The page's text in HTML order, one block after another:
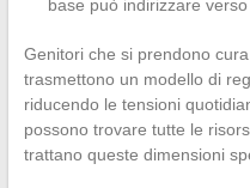
base può indirizzare
Genitori che si prendono
trasmettono un modello di
riducendo le tensioni
possono trovare tutte le
trattano queste dimensioni